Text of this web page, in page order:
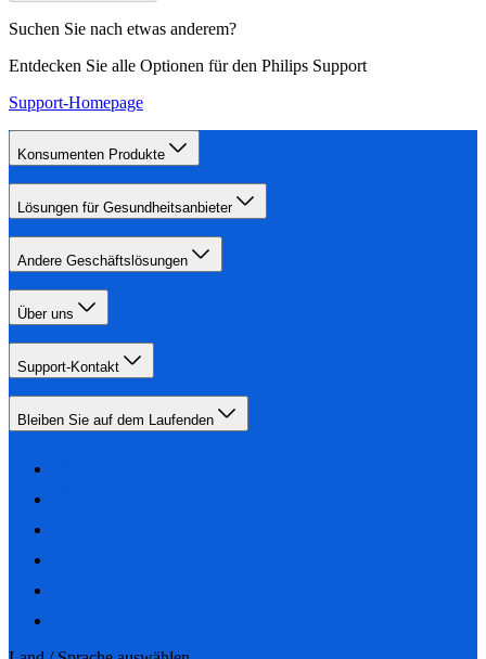
Suchen Sie nach etwas anderem?
Entdecken Sie alle Optionen für den Philips Support
Support-Homepage
Konsumenten Produkte
Lösungen für Gesundheitsanbieter
Andere Geschäftslösungen
Über uns
Support-Kontakt
Bleiben Sie auf dem Laufenden